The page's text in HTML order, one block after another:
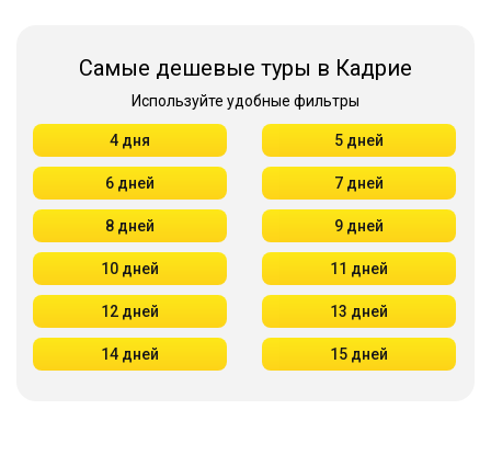
Самые дешевые туры в Кадрие
Используйте удобные фильтры
4 дня 5 дней
6 дней 7 дней
8 дней 9 дней
10 дней 11 дней
12 дней 13 дней
14 дней 15 дней